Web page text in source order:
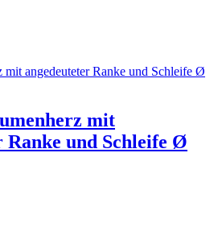
mit
Ranke und Schleife Ø